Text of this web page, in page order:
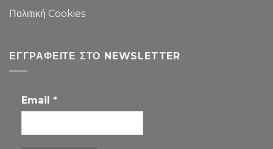
Πολιτική Cookies
ΕΓΓΡΑΦΕΊΤΕ ΣΤΟ NEWSLETTER
Email *